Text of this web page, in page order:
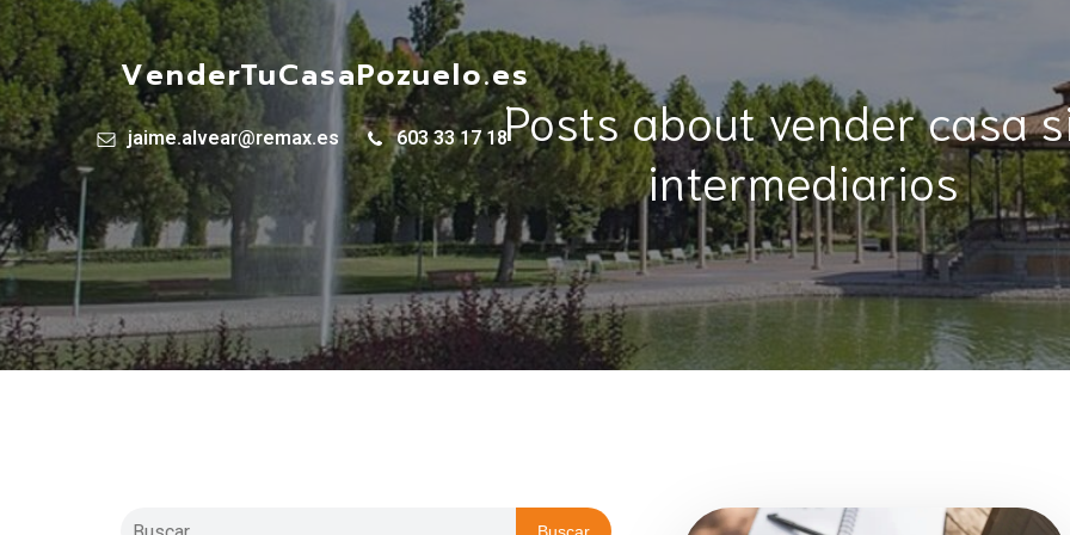
VenderTuCasaPozuelo.es
jaime.alvear@remax.es 603 33 17 18Posts about vender casa
intermediarios